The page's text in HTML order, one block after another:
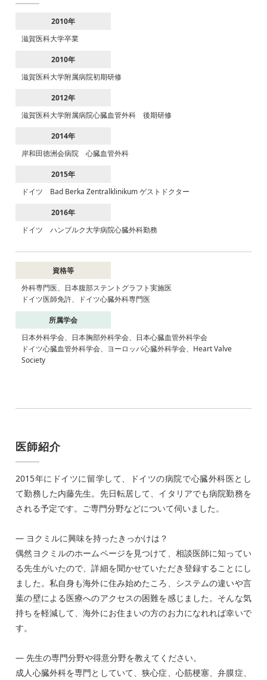
2010年
滋賀医科大学卒業
2010年
滋賀医科大学附属病院初期研修
2012年
滋賀医科大学附属病院心臓血管外科 後期研修
2014年
岸和田徳洲会病院 心臓血管外科
2015年
ドイツ Bad Berka Zentralklinikum ゲストドクター
2016年
ドイツ ハンブルク大学病院心臓外科勤務
資格等
外科専門医、日本腹部ステントグラフト実施医
ドイツ医師免許、ドイツ心臓外科専門医
所属学会
日本外科学会、日本胸部外科学会、日本心臓血管外科学会
ドイツ心臓血管外科学会、ヨーロッパ心臓外科学会、Heart Valve
Society
医師紹介
2015年にドイツに留学して、ドイツの病院で心臓外科医とし
て勤務した内藤先生。先日転居して、イタリアでも病院勤務を
される予定です。ご専門分野などについて伺いました。
― ヨクミルに興味を持ったきっかけは？
偶然ヨクミルのホームページを見つけて、相談医師に知ってい
る先生がいたので、詳細を聞かせていただき登録することにし
ました。私自身も海外に住み始めたころ、システムの違いや言
葉の壁による医療へのアクセスの困難を感じました。そんな気
持ちを軽減して、海外にお住まいの方のお力になれれば幸いで
す。
― 先生の専門分野や得意分野を教えてください。
成人心臓外科を専門としていて、狭心症、心筋梗塞、弁膜症、